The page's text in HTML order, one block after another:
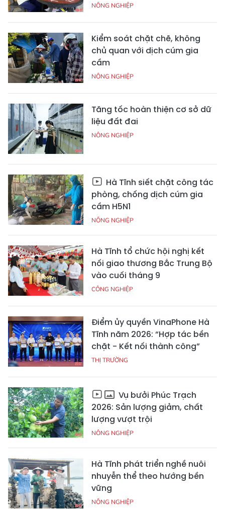
NÔNG NGHIỆP
Kiểm soát chặt chẽ, không
chủ quan với dịch cúm gia
cầm
NÔNG NGHIỆP
Tăng tốc hoàn thiện cơ sở dữ
liệu đất đai
NÔNG NGHIỆP
Hà Tĩnh siết chặt công tác
phòng, chống dịch cúm gia
cầm H5N1
NÔNG NGHIỆP
Hà Tĩnh tổ chức hội nghị kết
nối giao thương Bắc Trung Bộ
vào cuối tháng 9
CÔNG NGHIỆP
Điểm ủy quyền VinaPhone Hà
Tĩnh năm 2026: “Hợp tác bền
chặt - Kết nối thành công”
THỊ TRƯỜNG
Vụ bưởi Phúc Trạch
2026: Sản lượng giảm, chất
lượng vượt trội
NÔNG NGHIỆP
Hà Tĩnh phát triển nghề nuôi
nhuyễn thể theo hướng bền
vững
NÔNG NGHIỆP